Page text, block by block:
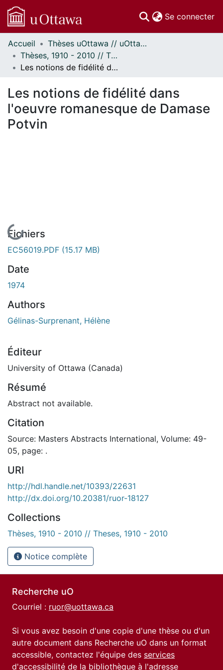
Se connecter
Communautés
et collections
Parcourir
À propos
Accueil
Thèses uOttawa // uOttawa Theses
Thèses, 1910 - 2010 // Theses, 1910 - 2010
Les notions de fidélité dans l'oeuvre romanesque de Damase Potvin
Les notions de fidélité dans
l'oeuvre romanesque de Damase
Potvin
En cours de chargement...
Fichiers
EC56019.PDF (15.17 MB)
Date
1974
Authors
Gélinas-Surprenant, Hélène
Éditeur
University of Ottawa (Canada)
Résumé
Abstract not available.
Citation
Source: Masters Abstracts International, Volume: 49-
05, page: .
URI
http://hdl.handle.net/10393/22631
http://dx.doi.org/10.20381/ruor-18127
Collections
Thèses, 1910 - 2010 // Theses, 1910 - 2010
Notice complète
Recherche uO
Courriel : ruor@uottawa.ca
Si vous avez besoin d'une copie d'une thèse ou d'un
autre document dans Recherche uO dans un format
accessible, contactez l'équipe des services
d'accessibilité de la bibliothèque à l'adresse